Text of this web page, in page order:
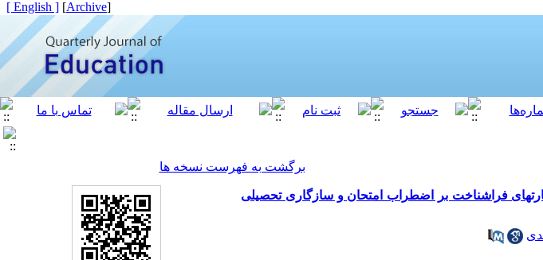
[
Archive
]
[ English ]
برگشت به فهرست نسخه ها
فراشناخت بر اضطراب امتحان و سازگاری تحصیلی